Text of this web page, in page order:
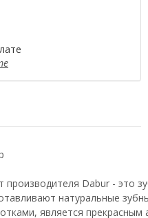
Dabur - это
натуральные
является